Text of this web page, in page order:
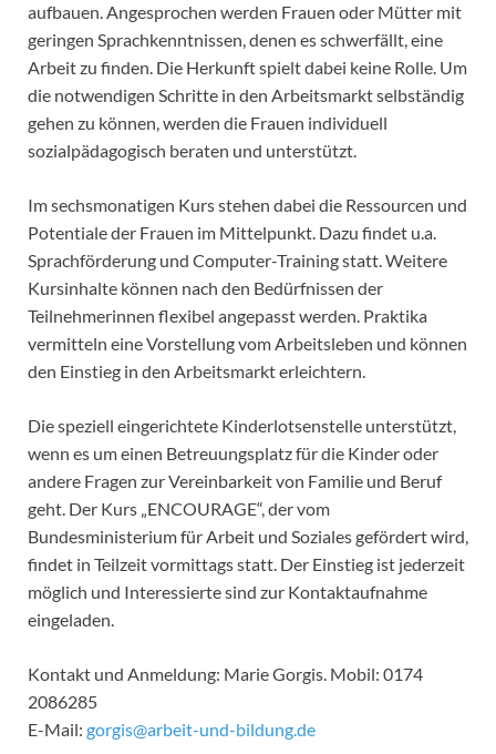
aufbauen. Angesprochen werden Frauen oder Mütter mit
geringen Sprachkenntnissen, denen es schwerfällt, eine
Arbeit zu finden. Die Herkunft spielt dabei keine Rolle. Um
die notwendigen Schritte in den Arbeitsmarkt selbständig
gehen zu können, werden die Frauen individuell
sozialpädagogisch beraten und unterstützt.
Im sechsmonatigen Kurs stehen dabei die Ressourcen und
Potentiale der Frauen im Mittelpunkt. Dazu findet u.a.
Sprachförderung und Computer-Training statt. Weitere
Kursinhalte können nach den Bedürfnissen der
Teilnehmerinnen flexibel angepasst werden. Praktika
vermitteln eine Vorstellung vom Arbeitsleben und können
den Einstieg in den Arbeitsmarkt erleichtern.
Die speziell eingerichtete Kinderlotsenstelle unterstützt,
wenn es um einen Betreuungsplatz für die Kinder oder
andere Fragen zur Vereinbarkeit von Familie und Beruf
geht. Der Kurs „ENCOURAGE“, der vom
Bundesministerium für Arbeit und Soziales gefördert wird,
findet in Teilzeit vormittags statt. Der Einstieg ist jederzeit
möglich und Interessierte sind zur Kontaktaufnahme
eingeladen.
Kontakt und Anmeldung: Marie Gorgis. Mobil: 0174
2086285
E-Mail: gorgis@arbeit-und-bildung.de